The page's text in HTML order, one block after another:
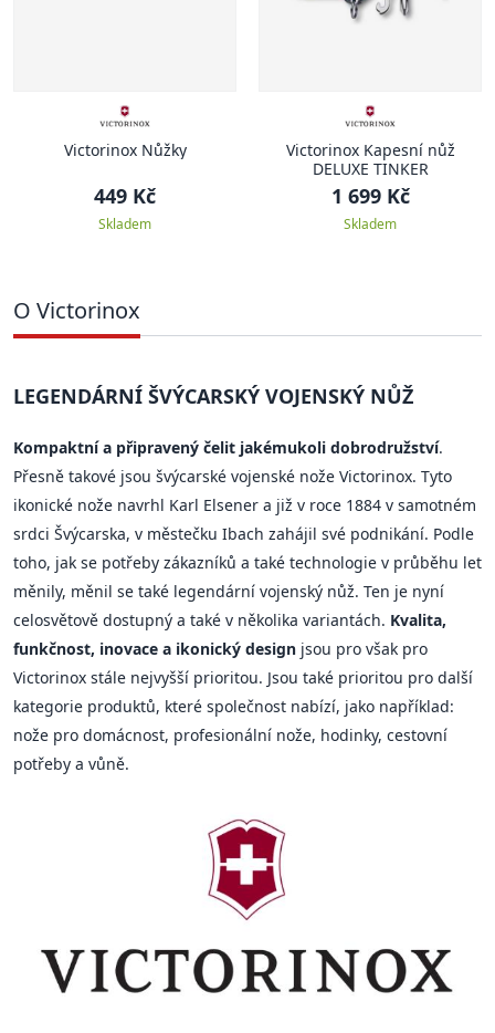
Victorinox Nůžky
449 Kč
Skladem
Victorinox Kapesní nůž
DELUXE TINKER
1 699 Kč
Skladem
O Victorinox
LEGENDÁRNÍ ŠVÝCARSKÝ VOJENSKÝ NŮŽ
Kompaktní a připravený čelit jakémukoli dobrodružství.
Přesně takové jsou švýcarské vojenské nože Victorinox. Tyto
ikonické nože navrhl Karl Elsener a již v roce 1884 v samotném
srdci Švýcarska, v městečku Ibach zahájil své podnikání. Podle
toho, jak se potřeby zákazníků a také technologie v průběhu let
měnily, měnil se také legendární vojenský nůž. Ten je nyní
celosvětově dostupný a také v několika variantách. Kvalita,
funkčnost, inovace a ikonický design jsou pro však pro
Victorinox stále nejvyšší prioritou. Jsou také prioritou pro další
kategorie produktů, které společnost nabízí, jako například:
nože pro domácnost, profesionální nože, hodinky, cestovní
potřeby a vůně.